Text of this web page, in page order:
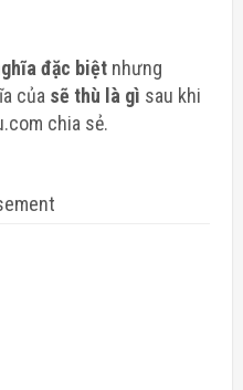
đặc biệt nhưng
của sẽ thù là gì sau khi
chia sẻ.